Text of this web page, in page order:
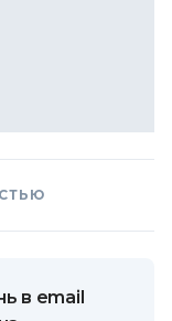
в email